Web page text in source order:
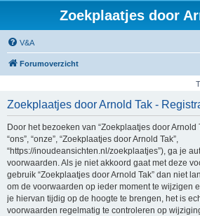
Zoekplaatjes door
V&A
Forumoverzicht
Zoekplaatjes door Arnold Tak -
Door het bezoeken van “Zoekplaatjes door Arnold
“ons”, “onze”, “Zoekplaatjes door Arnold Tak”,
“https://inoudeansichten.nl/zoekplaatjes”), ga je
voorwaarden. Als je niet akkoord gaat met deze
gebruik “Zoekplaatjes door Arnold Tak” dan niet
om de voorwaarden op ieder moment te wijzigen
je hiervan tijdig op de hoogte te brengen, het is
voorwaarden regelmatig te controleren op